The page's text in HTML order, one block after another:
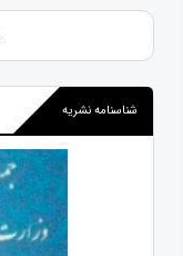
شناسنامه نشریه